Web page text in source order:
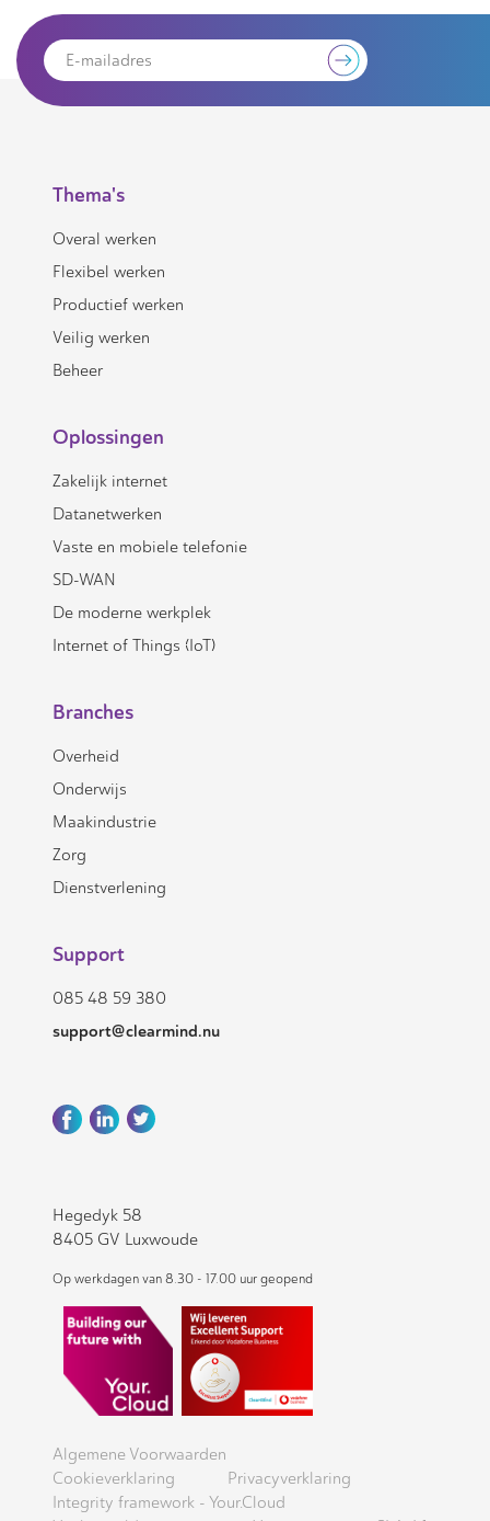
Thema's
Overal werken
Flexibel werken
Productief werken
Veilig werken
Beheer
Oplossingen
Zakelijk internet
Datanetwerken
Vaste en mobiele telefonie
SD-WAN
De moderne werkplek
Internet of Things (IoT)
Branches
Overheid
Onderwijs
Maakindustrie
Zorg
Dienstverlening
Support
085 48 59 380
support@clearmind.nu
Hegedyk 58
8405 GV Luxwoude
Op werkdagen van 8.30 - 17.00 uur geopend
Algemene Voorwaarden
Cookieverklaring
Privacyverklaring
Integrity framework - Your.Cloud